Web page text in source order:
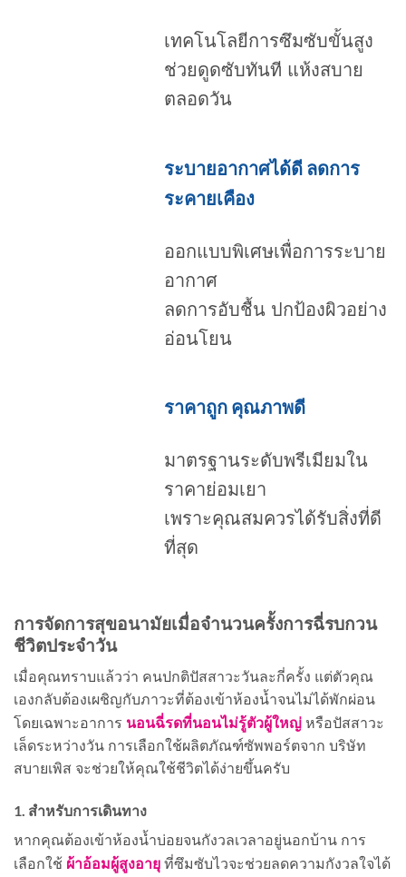
เทคโนโลยีการซึมซับขั้นสูง
ช่วยดูดซับทันที แห้งสบาย
ตลอดวัน
ระบายอากาศได้ดี ลดการ
ระคายเคือง
ออกแบบพิเศษเพื่อการระบาย
อากาศ
ลดการอับชื้น ปกป้องผิวอย่าง
อ่อนโยน
ราคาถูก คุณภาพดี
มาตรฐานระดับพรีเมียมใน
ราคาย่อมเยา
เพราะคุณสมควรได้รับสิ่งที่ดี
ที่สุด
การจัดการสุขอนามัยเมื่อจำนวนครั้งการฉี่รบกวน
ชีวิตประจำวัน
เมื่อคุณทราบแล้วว่า คนปกติปัสสาวะวันละกี่ครั้ง แต่ตัวคุณ
เองกลับต้องเผชิญกับภาวะที่ต้องเข้าห้องน้ำจนไม่ได้พักผ่อน
โดยเฉพาะอาการ นอนฉี่รดที่นอนไม่รู้ตัวผู้ใหญ่ หรือปัสสาวะ
เล็ดระหว่างวัน การเลือกใช้ผลิตภัณฑ์ซัพพอร์ตจาก บริษัท
สบายเพิส จะช่วยให้คุณใช้ชีวิตได้ง่ายขึ้นครับ
1. สำหรับการเดินทาง
หากคุณต้องเข้าห้องน้ำบ่อยจนกังวลเวลาอยู่นอกบ้าน การ
เลือกใช้ ผ้าอ้อมผู้สูงอายุ ที่ซึมซับไวจะช่วยลดความกังวลใจได้